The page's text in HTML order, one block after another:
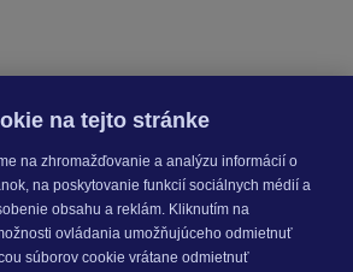
na tejto stránke
na zhromažďovanie a analýzu informácií o
na poskytovanie funkcií sociálnych médií a
obsahu a reklám. Kliknutím na
ovládania umožňujúceho odmietnuť
súborov cookie vrátane odmietnuť